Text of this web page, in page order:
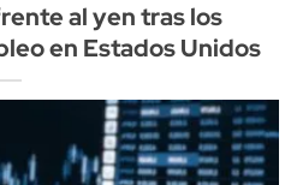
al yen tras los
en Estados Unidos